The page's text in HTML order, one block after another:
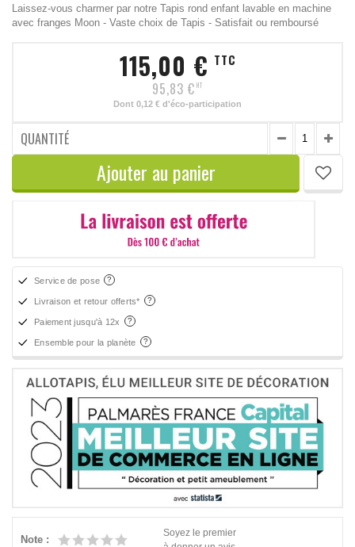
Laissez-vous charmer par notre Tapis rond enfant lavable en machine
avec franges Moon - Vaste choix de Tapis - Satisfait ou remboursé
115,00 € TTC
95,83 € HT
Dont 0,12 € d'éco-participation
QUANTITÉ
Ajouter au panier
Service de pose
Livraison et retour offerts*
Paiement jusqu'à 12x
Ensemble pour la planète
Note :
Soyez le premier